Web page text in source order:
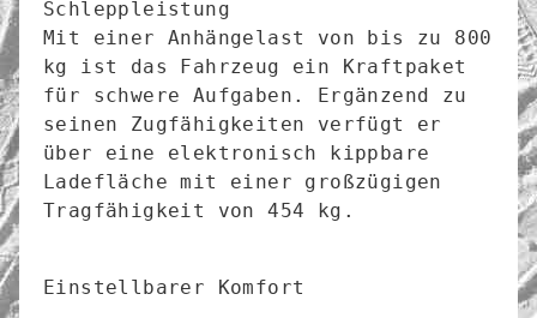
Schleppleistung
Mit einer Anhängelast von bis zu 800
kg ist das Fahrzeug ein Kraftpaket
für schwere Aufgaben. Ergänzend zu
seinen Zugfähigkeiten verfügt er
über eine elektronisch kippbare
Ladefläche mit einer großzügigen
Tragfähigkeit von 454 kg.
Einstellbarer Komfort